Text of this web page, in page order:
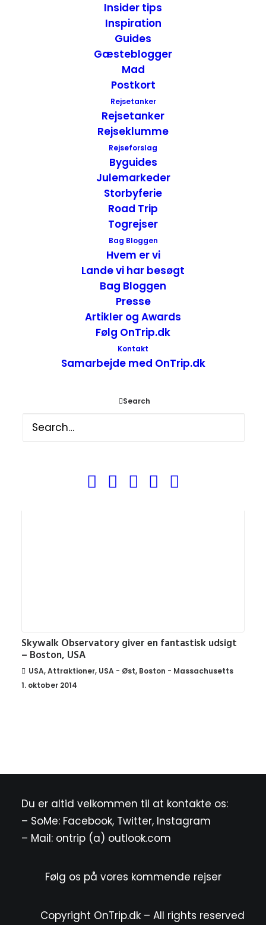
Insider tips
Inspiration
Guides
Gæsteblogger
Mad
Postkort
Rejsetanker
Rejsetanker
Rejseklumme
Rejseforslag
Byguides
Julemarkeder
Storbyferie
Road Trip
Togrejser
Bag Bloggen
Hvem er vi
Lande vi har besøgt
Bag Bloggen
Presse
Artikler og Awards
Følg OnTrip.dk
Kontakt
Samarbejde med OnTrip.dk
Search
Ferieparadiset Cape Cod med byen
Provincetown – Massachusetts, USA
Boston Duck Tours var en sjov oplevelse –
USA Attraktioner
Skywalk Observatory giver en fantastisk udsigt
– Boston, USA
USA,Attraktioner, USA - Øst, Boston - Massachusetts
1. oktober 2014
Du er altid velkommen til at kontakte os:
– SoMe: Facebook, Twitter, Instagram
– Mail: ontrip (a) outlook.com
Følg os på vores kommende rejser
Copyright OnTrip.dk – All rights reserved